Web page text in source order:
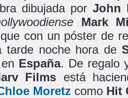
dibujada por John
Mark
con un póster de
tarde noche hora de
España. De regalo
Films está
Moretzcomo Hit